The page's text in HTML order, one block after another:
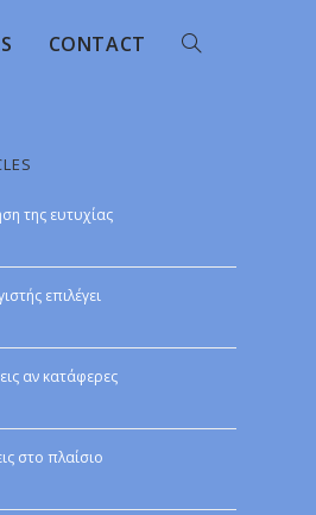
CONTACT
της ευτυχίας
επιλέγει
αν κατάφερες
στο πλαίσιο